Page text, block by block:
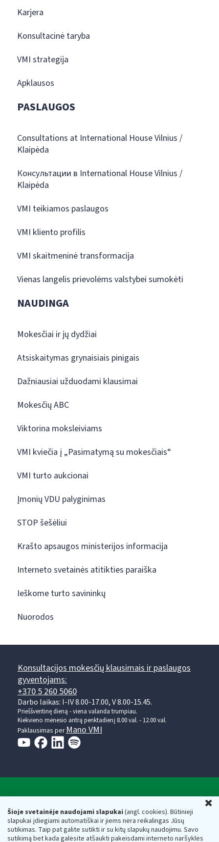
Šioje svetainėje naudojami slapukai(angl. cookies). Būtinieji
slapukai įdiegiami automatiškai ir jiems nėra reikalingas Jūsų
sutikimas. Taip pat galite sutikti ir su kitų slapukų naudojimu. Savo
sutikimą bet kada galėsite atšaukti pakeisdami interneto naršyklės
Karjera
Konsultacinė taryba
VMI strategija
Apklausos
PASLAUGOS
Consultations at International House Vilnius /
Klaipėda
Консультации в International House Vilnius /
Klaipėda
VMI teikiamos paslaugos
VMI kliento profilis
VMI skaitmeninė transformacija
Vienas langelis prievolėms valstybei sumokėti
NAUDINGA
Mokesčiai ir jų dydžiai
Atsiskaitymas grynaisiais pinigais
Dažniausiai užduodami klausimai
Mokesčių ABC
Viktorina moksleiviams
VMI kviečia į „Pasimatymą su mokesčiais“
VMI turto aukcionai
Įmonių VDU palyginimas
STOP šešėliui
Krašto apsaugos ministerijos informacija
Interneto svetainės atitikties paraiška
Ieškome turto savininkų
Nuorodos
Konsultacijos mokesčių klausimais ir paslaugos
gyventojams:
+370 5 260 5060
Darbo laikas: I-IV 8.00-17.00, V 8.00-15.45.
Prieššventinę dieną - viena valanda trumpiau.
Kiekvieno mėnesio antrą penktadienį 8.00 val. - 12.00 val.
Paklausimas perMano VMI
Valstybinė mokesčių inspekcija prie Lietuvos
Respublikos finansų ministerijos
Biudžetinė įstaiga. Juridinio asmens kodas — 188659752,
adresas: Vasario 16-osios g. 14, 01107 Vilnius, Lietuva, el.paštas: